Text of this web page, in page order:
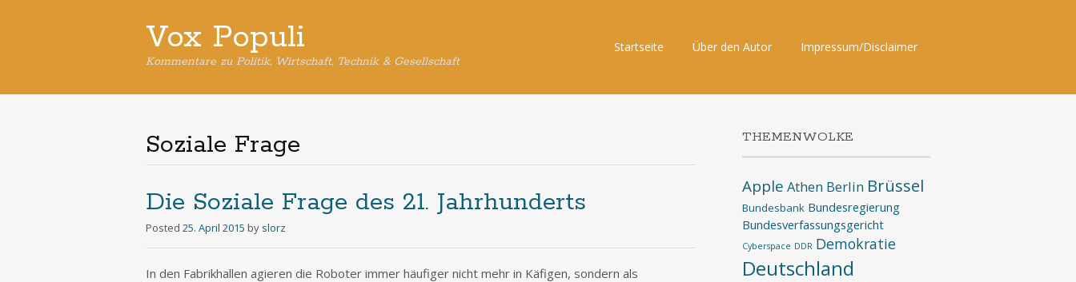
Vox Populi
Kommentare zu Politik, Wirtschaft, Technik & Gesellschaft
Skip
Startseite Über den Autor Impressum/Disclaimer
Soziale Frage
Die Soziale Frage des 21. Jahrhunderts
Posted 25. April 2015 by slorz
In den Fabrikhallen agieren die Roboter immer häufiger nicht mehr in Käfigen, sondern als
THEMENWOLKE
Apple Athen Berlin Brüssel
Bundesbank Bundesregierung
Bundesverfassungsgericht
Cyberspace DDR Demokratie
Deutschland